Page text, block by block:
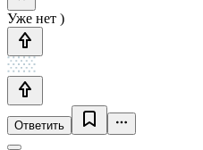
Уже нет )
Ответить